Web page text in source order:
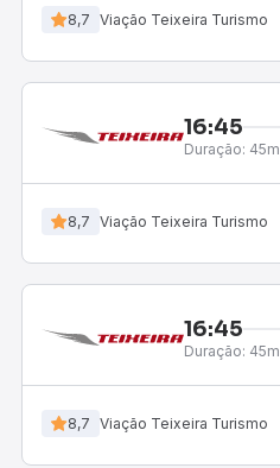
8,7 Viação Teixeira Turismo
16:45
Duração: 45m
8,7 Viação Teixeira Turismo
16:45
Duração: 45m
8,7 Viação Teixeira Turismo